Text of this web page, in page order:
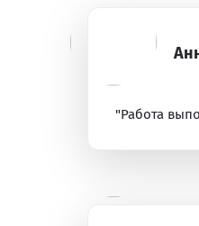
"Работа